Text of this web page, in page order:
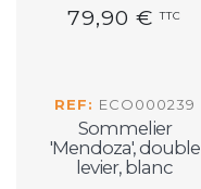
79,90 €TTC
REF: ECO000239
Sommelier
'Mendoza', double
levier, blanc